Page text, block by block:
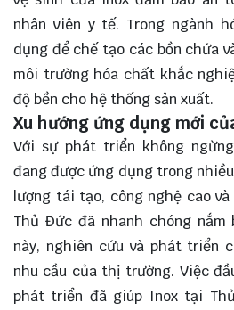
nhân viên y tế. Trong ngành
dụng để chế tạo các bồn chứa
môi trường hóa chất khắc
độ bền cho hệ thống sản xuất.
Xu hướng ứng dụng mới
Với sự phát triển không
đang được ứng dụng trong
lượng tái tạo, công nghệ cao
Thủ Đức đã nhanh chóng
này, nghiên cứu và phát triển
nhu cầu của thị trường. Việc
phát triển đã giúp Inox tại